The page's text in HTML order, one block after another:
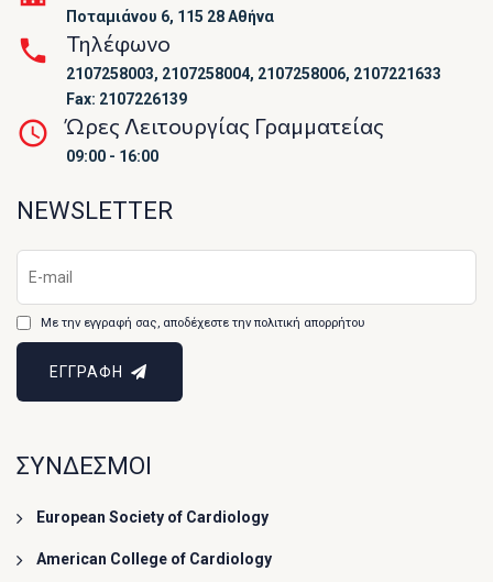
Ποταμιάνου 6, 115 28 Αθήνα
Τηλέφωνο
2107258003, 2107258004, 2107258006, 2107221633
Fax: 2107226139
Ώρες Λειτουργίας Γραμματείας
09:00 - 16:00
NEWSLETTER
Με την εγγραφή σας, αποδέχεστε την πολιτική απορρήτου
ΕΓΓΡΑΦΗ
ΣΥΝΔΕΣΜΟΙ
European Society of Cardiology
American College of Cardiology